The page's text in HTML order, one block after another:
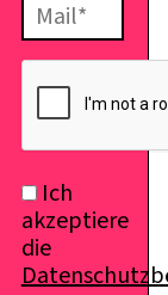
Ich
akzeptiere
die